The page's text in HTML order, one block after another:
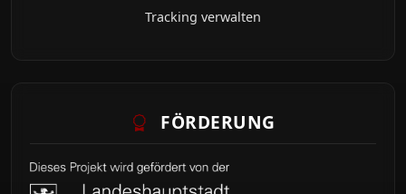
Tracking verwalten
FÖRDERUNG